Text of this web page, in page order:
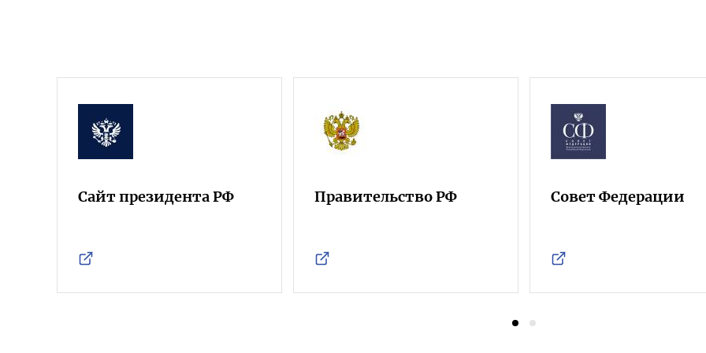
Сайт президента РФ Правительство РФ Совет Федерации